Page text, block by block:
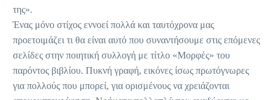
της».
Ένας μόνο στίχος εννοεί πολλά και ταυτόχρονα μας
προετοιμάζει τι θα είναι αυτό που συναντήσουμε στις επόμενες
σελίδες στην ποιητική συλλογή με τίτλο «Μορφές» του
παρόντος βιβλίου. Πυκνή γραφή, εικόνες ίσως πρωτόγνωρες
για πολλούς που μπορεί, για ορισμένους να χρειάζονται